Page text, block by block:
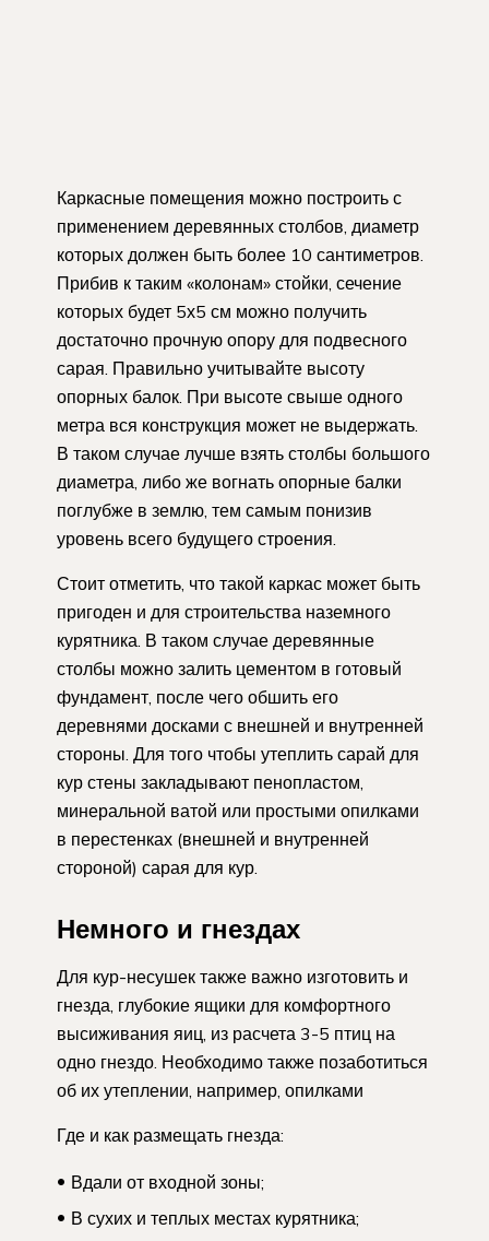
Каркасные помещения можно построить с
применением деревянных столбов, диаметр
которых должен быть более 10 сантиметров.
Прибив к таким «колонам» стойки, сечение
которых будет 5х5 см можно получить
достаточно прочную опору для подвесного
сарая. Правильно учитывайте высоту
опорных балок. При высоте свыше одного
метра вся конструкция может не выдержать.
В таком случае лучше взять столбы большого
диаметра, либо же вогнать опорные балки
поглубже в землю, тем самым понизив
уровень всего будущего строения.
Стоит отметить, что такой каркас может быть
пригоден и для строительства наземного
курятника. В таком случае деревянные
столбы можно залить цементом в готовый
фундамент, после чего обшить его
деревнями досками с внешней и внутренней
стороны. Для того чтобы утеплить сарай для
кур стены закладывают пенопластом,
минеральной ватой или простыми опилками
в перестенках (внешней и внутренней
стороной) сарая для кур.
Немного и гнездах
Для кур-несушек также важно изготовить и
гнезда, глубокие ящики для комфортного
высиживания яиц, из расчета 3-5 птиц на
одно гнездо. Необходимо также позаботиться
об их утеплении, например, опилками
Где и как размещать гнезда:
Вдали от входной зоны;
В сухих и теплых местах курятника;